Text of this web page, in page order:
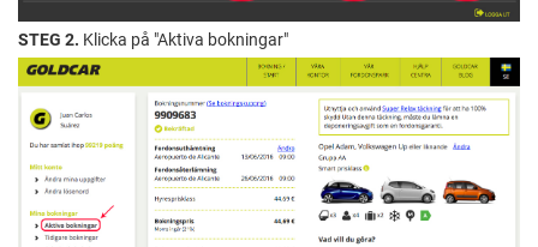
STEG 2. Klicka på "Aktiva bokningar"